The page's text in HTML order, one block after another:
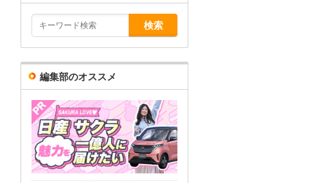
編集部のオススメ